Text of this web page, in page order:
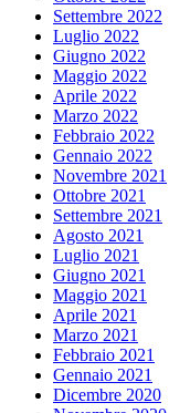
Settembre 2022
Luglio 2022
Giugno 2022
Maggio 2022
Aprile 2022
Marzo 2022
Febbraio 2022
Gennaio 2022
Novembre 2021
Ottobre 2021
Settembre 2021
Agosto 2021
Luglio 2021
Giugno 2021
Maggio 2021
Aprile 2021
Marzo 2021
Febbraio 2021
Gennaio 2021
Dicembre 2020